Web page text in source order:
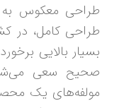
طراحی معکوس به
طراحی کامل، در
بسیار بالایی
صحیح سعی
مولفه‌های یک